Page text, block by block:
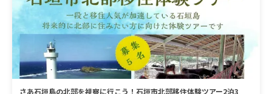
さあ石垣島の北部を視察に行こう！石垣市北部移住体験ツアー2泊3